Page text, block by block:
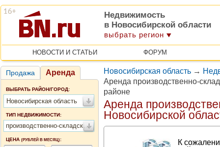
Недвижимость
в Новосибирской области
выбрать регион
НОВОСТИ И СТАТЬИ ФОРУМ
Продажа Аренда
ВЫБРАТЬ РАЙОН/ГОРОД:
Новосибирская область
ТИП НЕДВИЖИМОСТИ:
производственно-складские помещения
ЦЕНА (РУБЛЕЙ В МЕСЯЦ):
Новосибирская область →
Аренда производственно-
районе
Аренда
Новосибирской
К